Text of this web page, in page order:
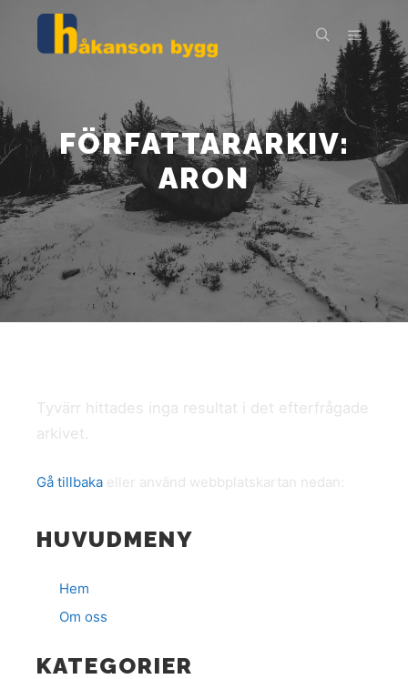
Sök
FÖRFATTARARKIV:
ARON
Tyvärr hittades inga resultat i det efterfrågade
arkivet.
Gå tillbaka eller använd webbplatskartan nedan:
HUVUDMENY
Hem
Om oss
KATEGORIER